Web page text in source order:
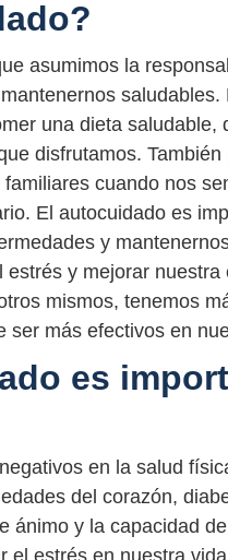
asumimos la
una dieta saludable,
disfrutamos.
cuando nos
El autocuidado es
y
y mejorar
mismos, tenemos
más efectivos en
es
en la salud
del corazón,
ánimo y la capacidad
el estrés en nuestra